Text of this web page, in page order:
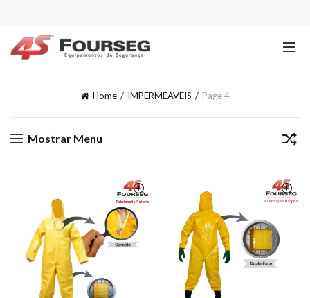
Home IMPERMEÁVEIS Page 4
Mostrar Menu